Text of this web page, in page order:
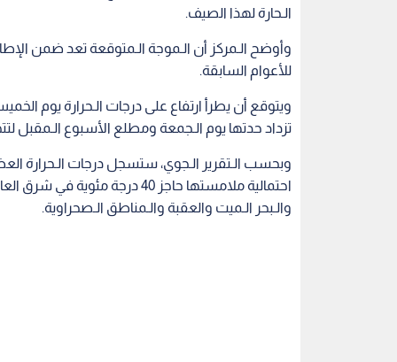
الـحارة لهذا الصيف.
وأوضح الـمركز أن الـموجة الـمتوقعة تعد ضمن
للأعوام السابقة.
تزداد حدتها يوم الـجمعة ومطلع الأسبوع الـمقبل لتتجاوز
وبحسب الـتقرير الـجوي، ستسجل درجات الـحرارة
والـبحر الـميت والعقبة والـمناطق الـصحراوية.